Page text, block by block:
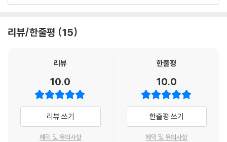
출문제를 단원별로 엄선하여 효율적인 학습이 가능합니다.
출제경향과 비중을 바탕으로 최근 10개년(2025~2016년) 기출문제 중
핵심 기출만 단원별로 엄선해 체계적인 기출 중심 학습을 할 수 있습니다.
2. 난이도별 문제 구성으로 맞춤 학습이 가능하며, 풍부한 [해설]과 [더 알
아보기]를 통해 확실한 이해가 가능합니다.
리뷰/한줄평 15
리뷰
10.0
리뷰 쓰기
혜택 및 유의사항
한줄평
10.0
한줄평 쓰기
혜택 및 유의사항